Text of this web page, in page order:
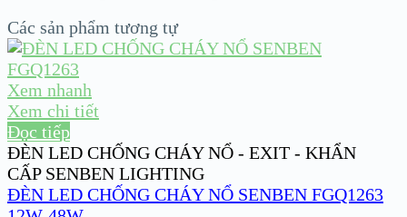
Các sản phẩm tương tự
Xem nhanh
Xem chi tiết
Đọc tiếp
ĐÈN LED CHỐNG CHÁY NỔ - EXIT - KHẨN
CẤP SENBEN LIGHTING
ĐÈN LED CHỐNG CHÁY NỔ SENBEN FGQ1263